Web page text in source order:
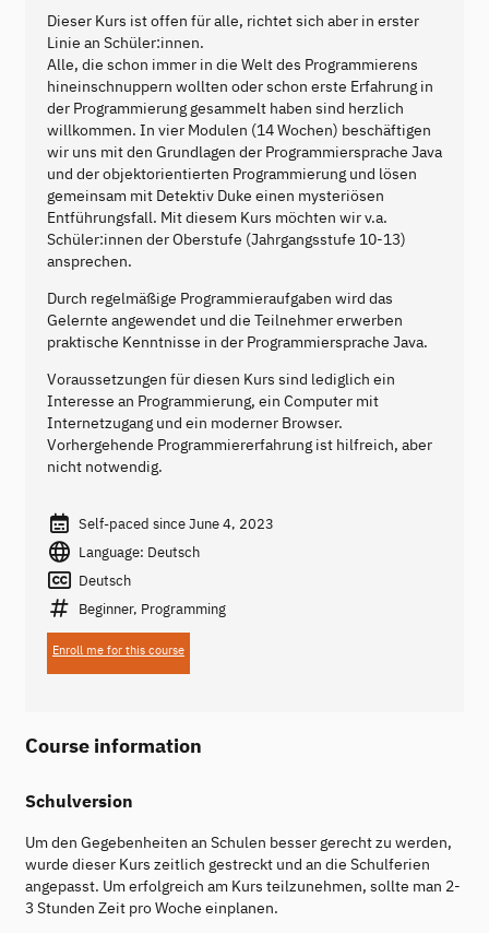
Dieser Kurs ist offen für alle, richtet sich aber in erster
Linie an Schüler:innen.
Alle, die schon immer in die Welt des Programmierens
hineinschnuppern wollten oder schon erste Erfahrung in
der Programmierung gesammelt haben sind herzlich
willkommen. In vier Modulen (14 Wochen) beschäftigen
wir uns mit den Grundlagen der Programmiersprache Java
und der objektorientierten Programmierung und lösen
gemeinsam mit Detektiv Duke einen mysteriösen
Entführungsfall. Mit diesem Kurs möchten wir v.a.
Schüler:innen der Oberstufe (Jahrgangsstufe 10-13)
ansprechen.
Durch regelmäßige Programmieraufgaben wird das
Gelernte angewendet und die Teilnehmer erwerben
praktische Kenntnisse in der Programmiersprache Java.
Voraussetzungen für diesen Kurs sind lediglich ein
Interesse an Programmierung, ein Computer mit
Internetzugang und ein moderner Browser.
Vorhergehende Programmiererfahrung ist hilfreich, aber
nicht notwendig.
Self-paced since June 4, 2023
Language: Deutsch
Deutsch
Beginner, Programming
Enroll me for this course
Course information
Schulversion
Um den Gegebenheiten an Schulen besser gerecht zu werden,
wurde dieser Kurs zeitlich gestreckt und an die Schulferien
angepasst. Um erfolgreich am Kurs teilzunehmen, sollte man 2-
3 Stunden Zeit pro Woche einplanen.